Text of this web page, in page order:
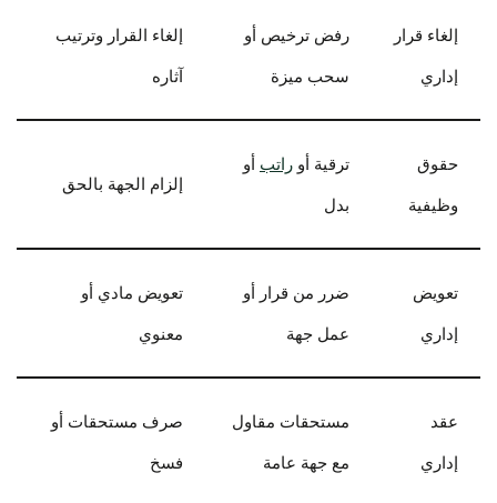
إلغاء قرار
إداري
رفض ترخيص أو
سحب ميزة
إلغاء القرار وترتيب
آثاره
حقوق
وظيفية
ترقية أو راتب أو
بدل
إلزام الجهة بالحق
تعويض
إداري
ضرر من قرار أو
عمل جهة
تعويض مادي أو
معنوي
عقد
إداري
مستحقات مقاول
مع جهة عامة
صرف مستحقات أو
فسخ